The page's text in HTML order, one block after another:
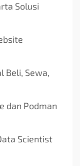
Solusi
Beli, Sewa,
dan Podman
Scientist